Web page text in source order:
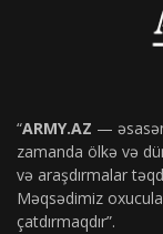
“ARMY.AZ —
zamanda ölkə və
və araşdırmalar
Məqsədimiz
çatdırmaqdır”.